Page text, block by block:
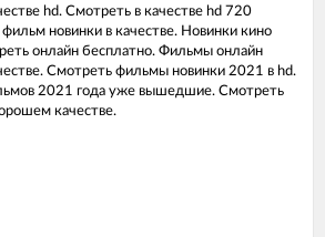
hd. Смотреть в качестве hd 720
новинки в качестве. Новинки кино
онлайн бесплатно. Фильмы онлайн
Смотреть фильмы новинки 2021 в hd.
2021 года уже вышедшие. Смотреть
качестве.